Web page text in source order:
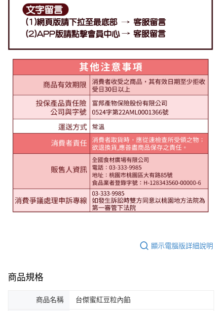
顯示電腦版詳細說明
商品規格
商品名稱 台傑蜜紅豆粒內餡